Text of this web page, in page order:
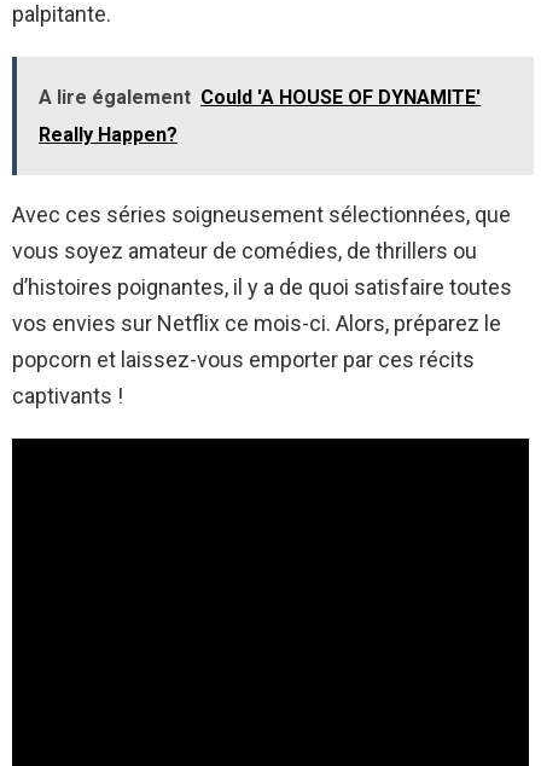
palpitante.
A lire également Could 'A HOUSE OF DYNAMITE'
Really Happen?
Avec ces séries soigneusement sélectionnées, que
vous soyez amateur de comédies, de thrillers ou
d’histoires poignantes, il y a de quoi satisfaire toutes
vos envies sur Netflix ce mois-ci. Alors, préparez le
popcorn et laissez-vous emporter par ces récits
captivants !